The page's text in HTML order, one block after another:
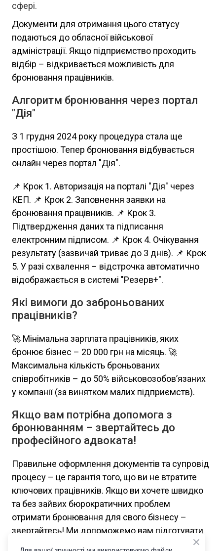
сфері.
Документи для отримання цього статусу
подаються до обласної військової
адміністрації. Якщо підприємство проходить
відбір – відкривається можливість для
бронювання працівників.
Алгоритм бронювання через портал
"Дія"
З 1 грудня 2024 року процедура стала ще
простішою. Тепер бронювання відбувається
онлайн через портал "Дія".
📌 Крок 1. Авторизація на порталі "Дія" через
КЕП. 📌 Крок 2. Заповнення заявки на
бронювання працівників. 📌 Крок 3.
Підтвердження даних та підписання
електронним підписом. 📌 Крок 4. Очікування
результату (зазвичай триває до 3 днів). 📌 Крок
5. У разі схвалення – відстрочка автоматично
відображається в системі "Резерв+".
Які вимоги до заброньованих
працівників?
🚀 Мінімальна зарплата працівників, яких
бронює бізнес – 20 000 грн на місяць. 🚀
Максимальна кількість броньованих
співробітників – до 50% військовозобов’язаних
у компанії (за винятком малих підприємств).
Якщо вам потрібна допомога з
бронюванням – звертайтесь до
професійного адвоката!
Правильне оформлення документів та супровід
процесу – це гарантія того, що ви не втратите
ключових працівників. Якщо ви хочете швидко
та без зайвих бюрократичних проблем
отримати бронювання для свого бізнесу –
звертайтесь! Ми допоможемо вам підготувати